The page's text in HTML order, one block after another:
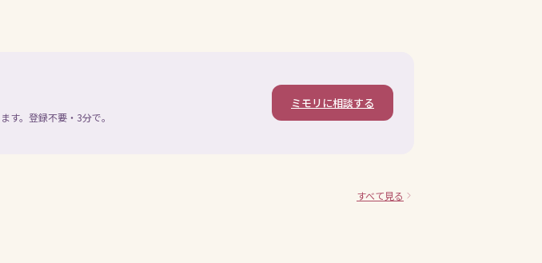
す。登録不要・3分で。
ミモリに相談する
すべて見る